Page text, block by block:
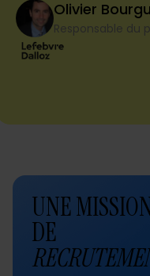
Olivier
Responsable du
UNE
DE